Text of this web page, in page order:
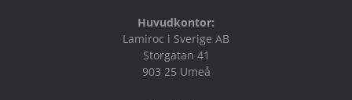
Huvudkontor:
Lamiroc i Sverige AB
Storgatan 41
903 25 Umeå